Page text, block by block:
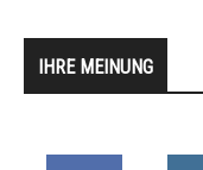
IHRE MEINUNG